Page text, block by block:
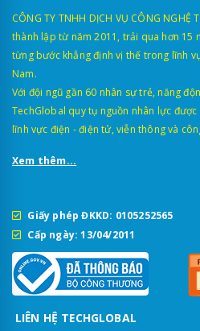
CÔNG TY TNHH DỊCH VỤ CÔNG
thành lập từ năm 2011, trải qua hơn 15
từng bước khẳng định vị thế trong lĩnh
Nam.
Với đội ngũ gần 60 nhân sự trẻ, năng
TechGlobal quy tụ nguồn nhân lực
lĩnh vực điện - điện tử, viễn thông và
Xem thêm...
Giấy phép ĐKKD: 0105252565
Cấp ngày: 13/04/2011
LIÊN HỆ TECHGLOBAL